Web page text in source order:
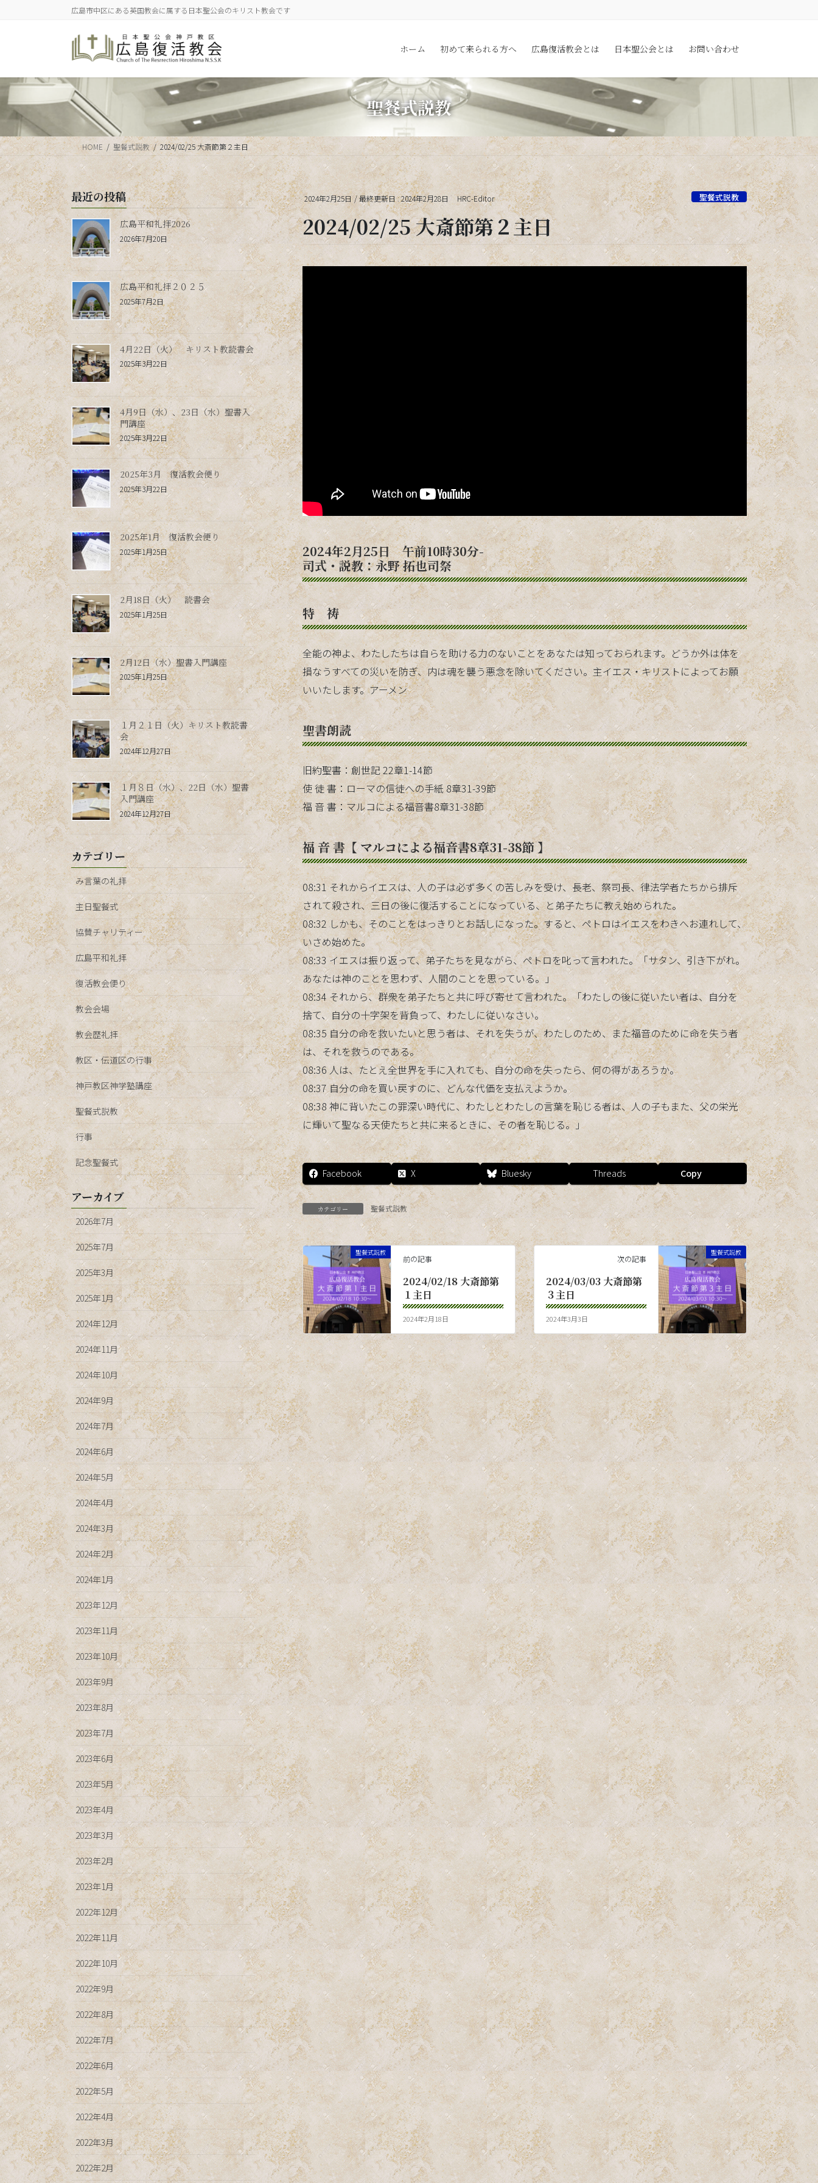
に
移
動
ョ
ン
に
動
広島市中区にある英国教会に属する日本聖公会のキリスト教会です
ホーム 初めて来られる方へ 広島復活教会とは 日本聖公会とは お問い合わせ
聖餐式説教
HOME 聖餐式説教 2024/02/25 大斎節第２主日
2024年2月25日 / 最終更新日 :2024年2月28日 HRC-Editor 聖餐式説教
2024/02/25 大斎節第２主日
2024年2月25日 午前10時30分-
司式・説教：永野 拓也司祭
特 祷
全能の神よ、わたしたちは自らを助ける力のないことをあなたは知っておられます。どうか外は体を
損なうすべての災いを防ぎ、内は魂を襲う悪念を除いてください。主イエス・キリストによってお願
いいたします。アーメン
聖書朗読
旧約聖書：創世記 22章1-14節
使 徒 書：ローマの信徒への手紙 8章31-39節
福 音 書：マルコによる福音書8章31-38節
福 音 書【 マルコによる福音書8章31-38節 】
08:31 それからイエスは、人の子は必ず多くの苦しみを受け、長老、祭司長、律法学者たちから排斥
されて殺され、三日の後に復活することになっている、と弟子たちに教え始められた。
08:32 しかも、そのことをはっきりとお話しになった。すると、ペトロはイエスをわきへお連れして、
いさめ始めた。
08:33 イエスは振り返って、弟子たちを見ながら、ペトロを叱って言われた。「サタン、引き下がれ。
あなたは神のことを思わず、人間のことを思っている。」
08:34 それから、群衆を弟子たちと共に呼び寄せて言われた。「わたしの後に従いたい者は、自分を
捨て、自分の十字架を背負って、わたしに従いなさい。
08:35 自分の命を救いたいと思う者は、それを失うが、わたしのため、また福音のために命を失う者
は、それを救うのである。
08:36 人は、たとえ全世界を手に入れても、自分の命を失ったら、何の得があろうか。
08:37 自分の命を買い戻すのに、どんな代価を支払えようか。
08:38 神に背いたこの罪深い時代に、わたしとわたしの言葉を恥じる者は、人の子もまた、父の栄光
に輝いて聖なる天使たちと共に来るときに、その者を恥じる。」
Facebook X Bluesky Threads Copy
カテゴリー 聖餐式説教
聖餐式説教
前の記事
2024/02/18 大斎節第
１主日
2024年2月18日
聖餐式説教
次の記事
2024/03/03 大斎節第
３主日
2024年3月3日
最近の投稿
広島平和礼拝2026
2026年7月20日
広島平和礼拝２０２５
2025年7月2日
4月22日（火） キリスト教読書会
2025年3月22日
4月9日（水）、23日（水）聖書入
門講座
2025年3月22日
2025年3月 復活教会便り
2025年3月22日
2025年1月 復活教会便り
2025年1月25日
2月18日（火） 読書会
2025年1月25日
2月12日（水）聖書入門講座
2025年1月25日
１月２１日（火）キリスト教読書
会
2024年12月27日
１月８日（水）、22日（水）聖書
入門講座
2024年12月27日
カテゴリー
み言葉の礼拝
主日聖餐式
協賛チャリティー
広島平和礼拝
復活教会便り
教会会場
教会歴礼拝
教区・伝道区の行事
神戸教区神学塾講座
聖餐式説教
行事
記念聖餐式
アーカイブ
2026年7月
2025年7月
2025年3月
2025年1月
2024年12月
2024年11月
2024年10月
2024年9月
2024年7月
2024年6月
2024年5月
2024年4月
2024年3月
2024年2月
2024年1月
2023年12月
2023年11月
2023年10月
2023年9月
2023年8月
2023年7月
2023年6月
2023年5月
2023年4月
2023年3月
2023年2月
2023年1月
2022年12月
2022年11月
2022年10月
2022年9月
2022年8月
2022年7月
2022年6月
2022年5月
2022年4月
2022年3月
2022年2月